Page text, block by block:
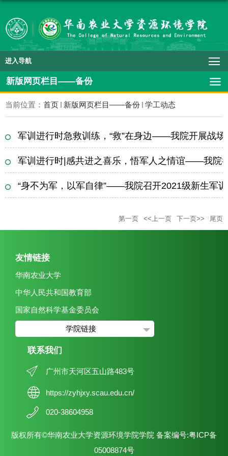
进入导航
新版网页栏目——备份
当前位置： 首页 新版网页栏目——备份 学工动态
军训进行时急救训练，“救”在身边——我院开展战
军训进行时|感共进之喜乐，悟军人之情谊——我院
“身不为军，以军自律”——我院召开2021级新生军
第一页 <<上一页 下一页>> 尾页
友情链接
华南农业大学
中华人民共和国教育部
国家自然科学基金委员会
学院链接
联系我们
广州市天河区五山路483号
https://zyhjxy.scau.edu.cn/
020-38604958
版权所有©华南农业大学资源环境学院学院 备案编号:粤ICP备
05008874号